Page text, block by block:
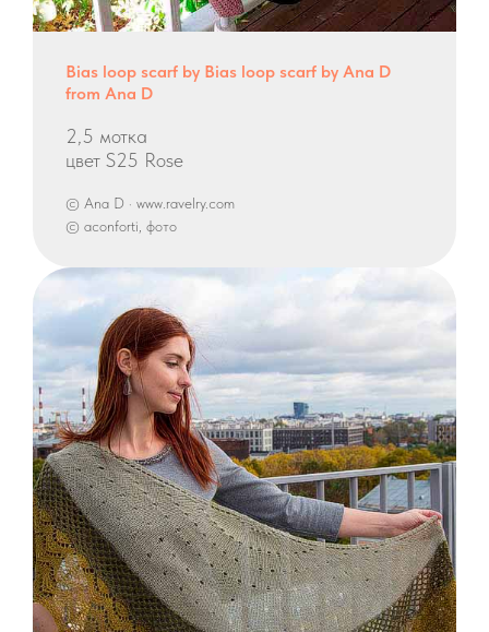
Bias loop scarf by Bias loop scarf by Ana D
from Ana D
2,5 мотка
цвет S25 Rose
© Ana D · www.ravelry.com
© aconforti, фото